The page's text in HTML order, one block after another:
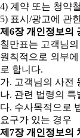
4) 계약 또는 청약
5) 표시/광고에 관
제6장 개인정보의
칠만표는 고객님
원칙적으로 외부
로 합니다.
가. 고객님의 사전
나. 관련 법령의
다. 수사목적으로
요구가 있는 경우
제7장 개인정보의